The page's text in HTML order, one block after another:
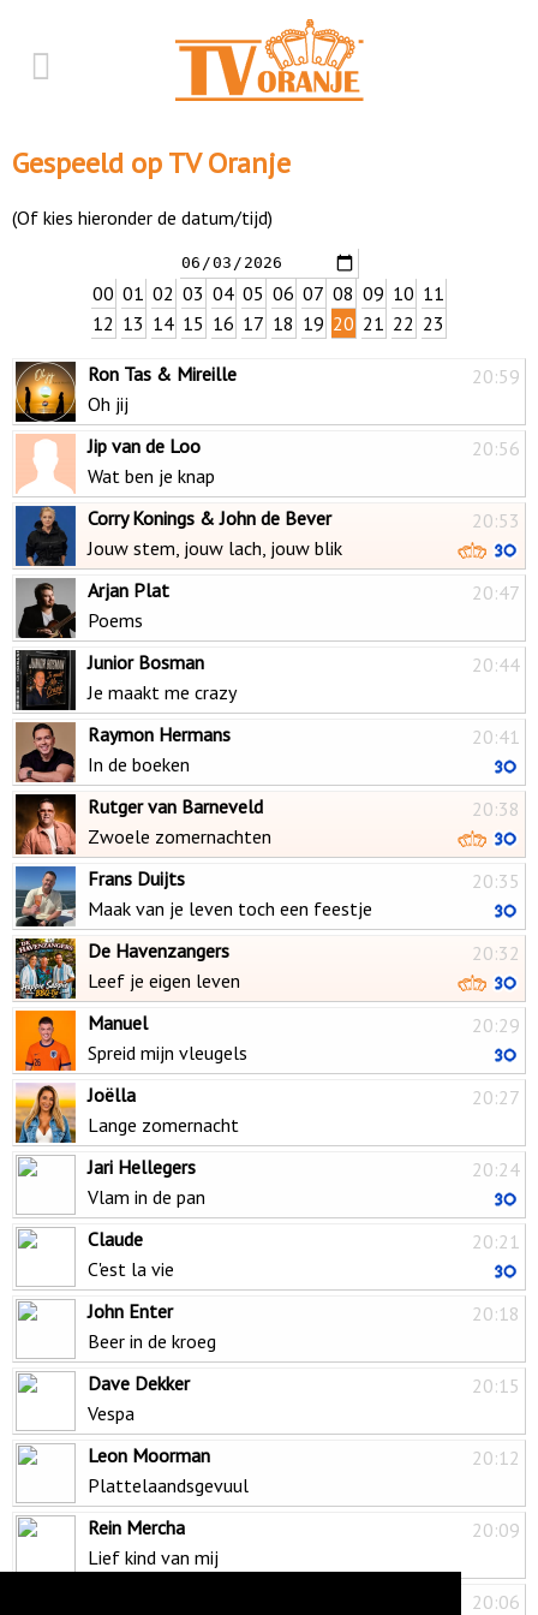
Gespeeld op TV Oranje
(Of kies hieronder de datum/tijd)
00 01 02 03 04 05 06 07 08 09 10 11
12 13 14 15 16 17 18 19 20 21 22 23
20:59
Ron Tas & Mireille
Oh jij
20:56
Jip van de Loo
Wat ben je knap
20:53
Corry Konings & John de Bever
Jouw stem, jouw lach, jouw blik
20:47
Arjan Plat
Poems
20:44
Junior Bosman
Je maakt me crazy
20:41
Raymon Hermans
In de boeken
20:38
Rutger van Barneveld
Zwoele zomernachten
20:35
Frans Duijts
Maak van je leven toch een feestje
20:32
De Havenzangers
Leef je eigen leven
20:29
Manuel
Spreid mijn vleugels
20:27
Joëlla
Lange zomernacht
20:24
Jari Hellegers
Vlam in de pan
20:21
Claude
C'est la vie
20:18
John Enter
Beer in de kroeg
20:15
Dave Dekker
Vespa
20:12
Leon Moorman
Plattelaandsgevuul
20:09
Rein Mercha
Lief kind van mij
20:06